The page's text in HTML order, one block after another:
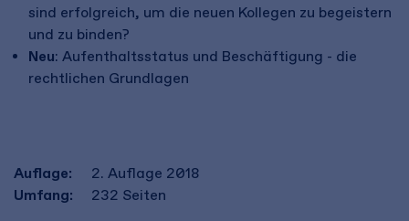
sind erfolgreich, um die neuen Kollegen zu begeistern
und zu binden?
Neu: Aufenthaltsstatus und Beschäftigung - die
rechtlichen Grundlagen
Auflage:
2. Auflage 2018
Umfang:
232 Seiten